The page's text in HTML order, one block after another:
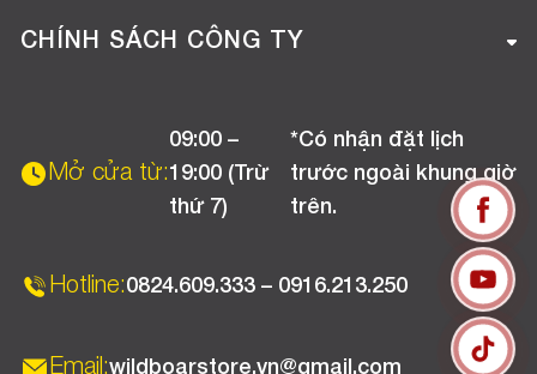
Tuyển dụng
Hướng dẫn mua hàng online
Chương trình khuyến mãi
CHÍNH SÁCH CÔNG TY
Chính sách bảo hành
Mở cửa từ:
09:00 –
19:00 (Trừ
thứ 7)
*Có nhận đặt lịch
trước ngoài khung giờ
trên.
Hotline:0824.609.333 – 0916.213.250
Email:wildboarstore.vn@gmail.com